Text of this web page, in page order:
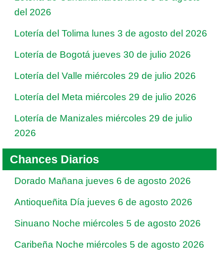
del 2026
Lotería del Tolima lunes 3 de agosto del 2026
Lotería de Bogotá jueves 30 de julio 2026
Lotería del Valle miércoles 29 de julio 2026
Lotería del Meta miércoles 29 de julio 2026
Lotería de Manizales miércoles 29 de julio
2026
Chances Diarios
Dorado Mañana jueves 6 de agosto 2026
Antioqueñita Día jueves 6 de agosto 2026
Sinuano Noche miércoles 5 de agosto 2026
Caribeña Noche miércoles 5 de agosto 2026